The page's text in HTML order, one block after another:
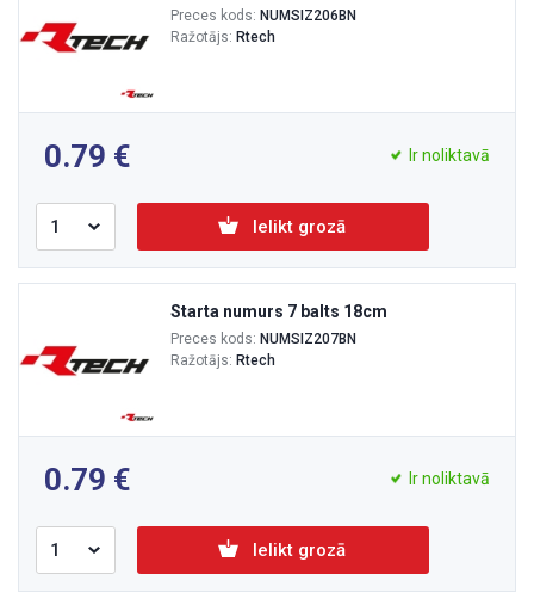
Preces kods: NUMSIZ206BN
Ražotājs: Rtech
0.79 Ir noliktavā
Ielikt grozā
Starta numurs 7 balts 18cm
Preces kods: NUMSIZ207BN
Ražotājs: Rtech
0.79 Ir noliktavā
Ielikt grozā